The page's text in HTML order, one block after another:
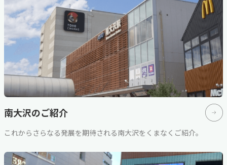
南大沢のご紹介
これからさらなる発展を期待される南大沢をくまなくご紹介。